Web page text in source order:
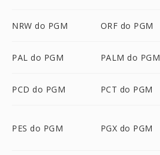
NRW do PGM ORF do PGM
PAL do PGM PALM do PGM
PCD do PGM PCT do PGM
PES do PGM PGX do PGM